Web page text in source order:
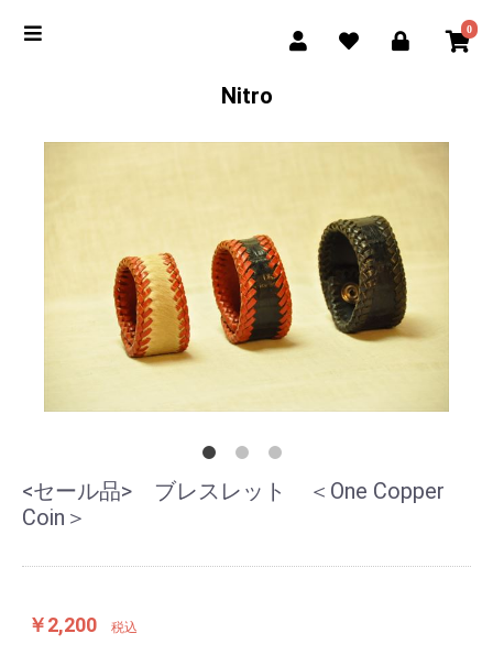
0
Nitro
<セール品> ブレスレット ＜One Copper
Coin＞
￥2,200 税込